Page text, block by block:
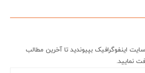
اینفوگرافیک بپیوندید تا آخرین مطالب
نمایید.